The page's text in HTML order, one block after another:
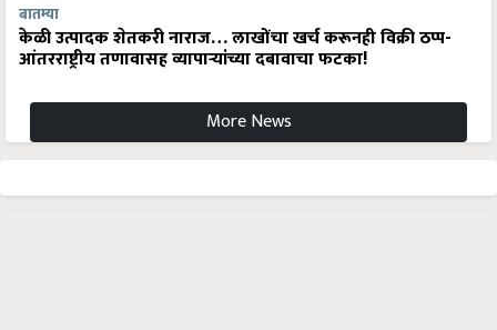
बातम्या
केळी उत्पादक शेतकरी नाराज… लाखोंचा खर्च करूनही विक्री ठप्प-
आंतरराष्ट्रीय तणावासह व्यापाऱ्यांच्या दबावाचा फटका!
More News